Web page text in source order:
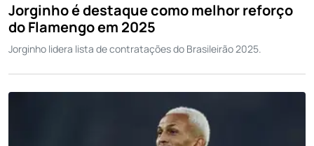
Jorginho é destaque como melhor reforço
do Flamengo em 2025
Jorginho lidera lista de contratações do Brasileirão 2025.